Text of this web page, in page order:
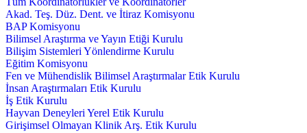
Akad. Teş. Düz. Dent. ve İtiraz Komisyonu
BAP Komisyonu
Bilimsel Araştırma ve Yayın Etiği Kurulu
Bilişim Sistemleri Yönlendirme Kurulu
Eğitim Komisyonu
Fen ve Mühendislik Bilimsel Araştırmalar Etik Kurulu
İnsan Araştırmaları Etik Kurulu
İş Etik Kurulu
Hayvan Deneyleri Yerel Etik Kurulu
Girişimsel Olmayan Klinik Arş. Etik Kurulu